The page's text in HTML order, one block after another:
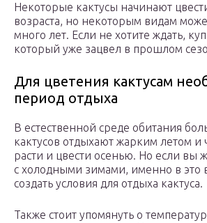
Некоторые кактусы начинают
возраста, но некоторым видам
много лет. Если не хотите ждать,
который уже зацвел в прошлом
Для цветения кактусам
период отдыха
В естественной среде обитания
кактусов отдыхают жарким летом и
расти и цвести осенью. Но если вы
с холодными зимами, именно в это
создать условия для отдыха кактуса.
Также стоит упомянуть о